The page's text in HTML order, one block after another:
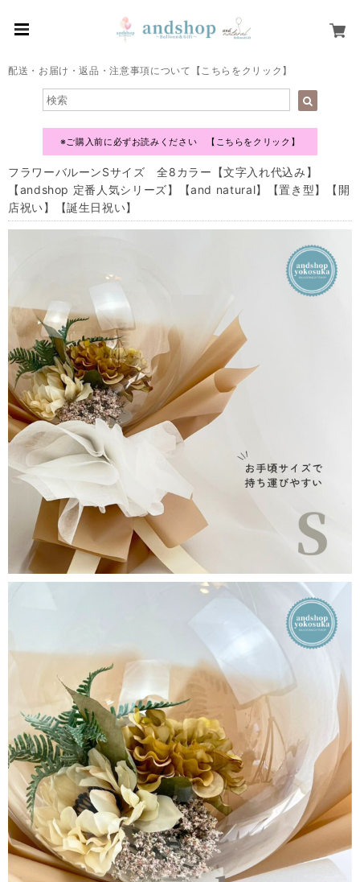
配送・お届け・返品・注意事項について【こちらをクリック】
※ご購入前に必ずお読みください 【こちらをクリック】
フラワーバルーンSサイズ 全8カラー【文字入れ代込み】
【andshop 定番人気シリーズ】【and natural】【置き型】【開
店祝い】【誕生日祝い】